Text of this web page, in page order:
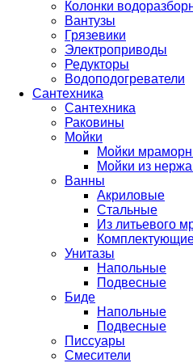
Колонки
Вантузы
Грязевики
Электроприводы
Редукторы
Водоподогреватели
Сантехника
Сантехника
Раковины
Мойки
Мойки
Мойки из
Ванны
Акриловые
Стальные
Из литьевого
Унитазы
Напольные
Подвесные
Биде
Напольные
Подвесные
Писсуары
Смесители